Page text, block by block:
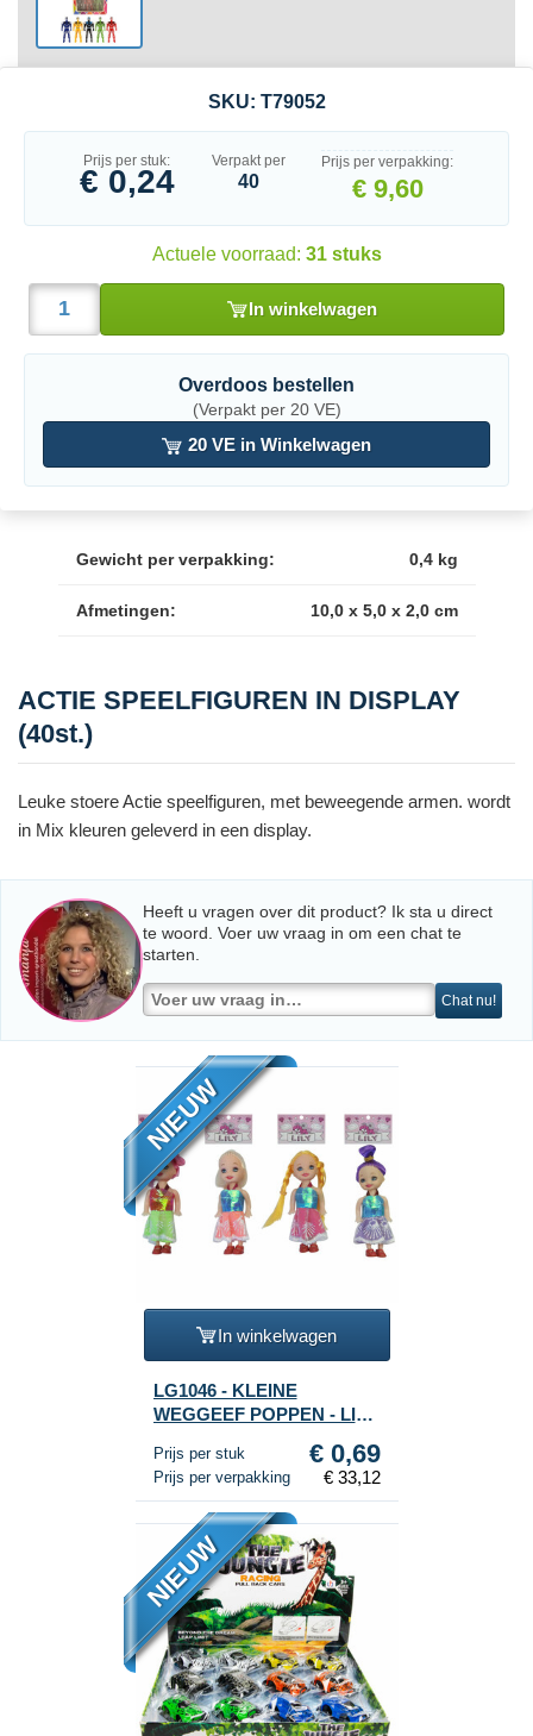
SKU: T79052
Prijs per stuk:
€ 0,24
Verpakt per
40
Prijs per verpakking:
€ 9,60
Actuele voorraad: 31 stuks
In winkelwagen
Overdoos bestellen
(Verpakt per 20 VE)
20 VE in Winkelwagen
Gewicht per verpakking: 0,4 kg
Afmetingen: 10,0 x 5,0 x 2,0 cm
ACTIE SPEELFIGUREN IN DISPLAY
(40st.)
Leuke stoere Actie speelfiguren, met beweegende armen. wordt
in Mix kleuren geleverd in een display.
Heeft u vragen over dit product? Ik sta u direct
te woord. Voer uw vraag in om een chat te
starten.
Chat nu!
NIEUW
In winkelwagen
LG1046 - KLEINE
WEGGEEF POPPEN - LILY
Prijs per stuk € 0,69
Prijs per verpakking € 33,12
NIEUW